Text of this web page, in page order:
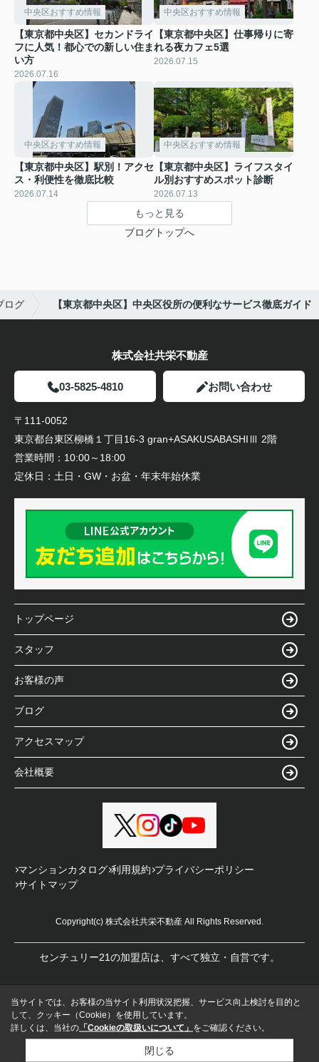
中央区おすすめ情報
【東京都中央区】セカンドライ
フに人気！都心での新しい住ま
い方
2026.07.16
中央区おすすめ情報
【東京都中央区】仕事帰りに寄
れる夜カフェ5選
2026.07.15
中央区おすすめ情報
【東京都中央区】駅別！アクセ
ス・利便性を徹底比較
2026.07.14
中央区おすすめ情報
【東京都中央区】ライフスタイ
ル別おすすめスポット診断
2026.07.13
もっと見る
ブログトップへ
ログ 【東京都中央区】中央区役所の便利なサービス徹底ガイド
株式会社共栄不動産
03-5825-4810 お問い合わせ
〒111-0052
東京都台東区柳橋１丁目16-3 gran+ASAKUSABASHIⅢ 2階
営業時間： 10:00～18:00
定休日： 土日・GW・お盆・年末年始休業
トップページ
スタッフ
お客様の声
ブログ
アクセスマップ
会社概要
マンションカタログ 利用規約 プライバシーポリシー
サイトマップ
Copyright(c) 株式会社共栄不動産 All Rights Reserved.
センチュリー21の加盟店は、すべて独立・自営です。
当サイトでは、お客様の当サイト利用状況把握、サービス向上検討を目的と
して、クッキー（Cookie）を使用しています。
詳しくは、当社の 「Cookieの取扱いについて」 をご確認ください。
閉じる